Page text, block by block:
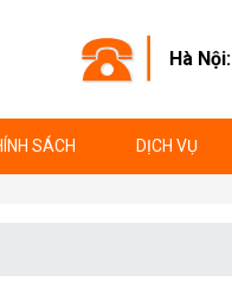
Hà
SÁCH DỊCH VỤ